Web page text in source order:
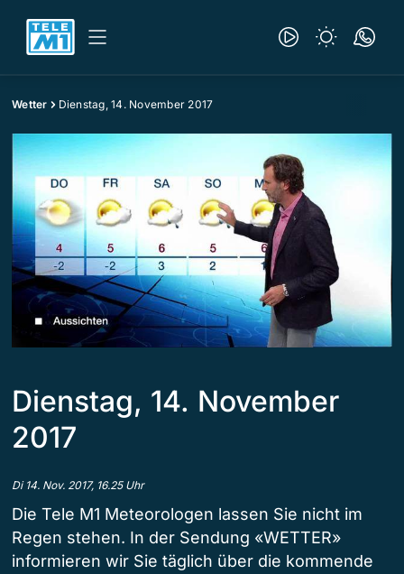
Wetter Dienstag, 14. November 2017
Dienstag, 14. November
2017
Di 14. Nov. 2017, 16.25 Uhr
Die Tele M1 Meteorologen lassen Sie nicht im
Regen stehen. In der Sendung «WETTER»
informieren wir Sie täglich über die kommende